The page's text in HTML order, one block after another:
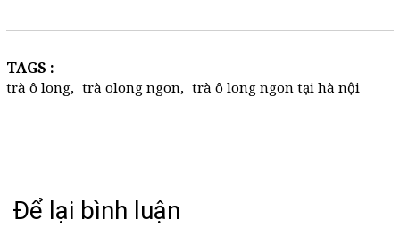
TAGS :
trà ô long, trà olong ngon, trà ô long ngon tại hà nội
Để lại bình luận